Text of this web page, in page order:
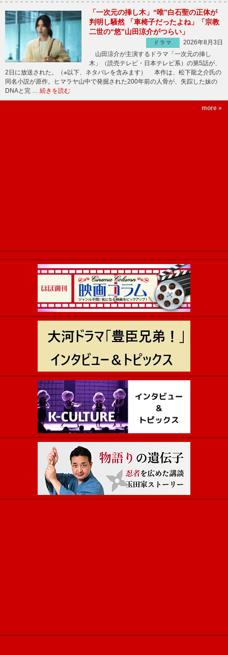
「一次元の挿し木」“唯”白石聖の正体が
判明し騒然 「車椅子だったよね」「宗教
二世の“悠”山田涼介がつらい」
ドラマ
2026年8月3日
山田涼介が主演するドラマ「一次元の挿し
木」（読売テレビ・日本テレビ系）の第5話が、
2日に放送された。（※以下、ネタバレを含みます） 本作は、松下龍之介氏の
同名小説が原作。ヒマラヤ山中で発掘された200年前の人骨が、失踪した妹の
DNAと完 … 続きを読む
more »